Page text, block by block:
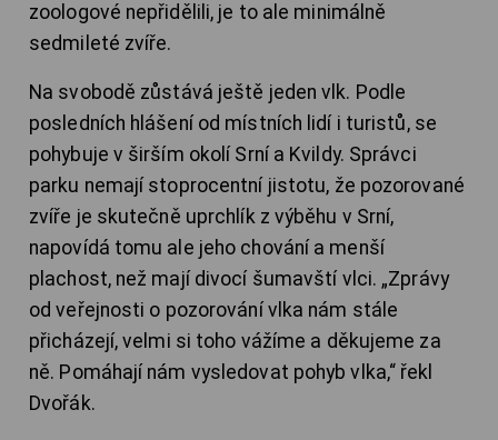
zoologové nepřidělili, je to ale minimálně
sedmileté zvíře.
Na svobodě zůstává ještě jeden vlk. Podle
posledních hlášení od místních lidí i turistů, se
pohybuje v širším okolí Srní a Kvildy. Správci
parku nemají stoprocentní jistotu, že pozorované
zvíře je skutečně uprchlík z výběhu v Srní,
napovídá tomu ale jeho chování a menší
plachost, než mají divocí šumavští vlci. „Zprávy
od veřejnosti o pozorování vlka nám stále
přicházejí, velmi si toho vážíme a děkujeme za
ně. Pomáhají nám vysledovat pohyb vlka,“ řekl
Dvořák.